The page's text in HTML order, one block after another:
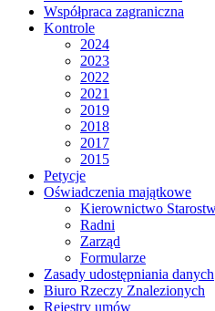
Współpraca zagraniczna
Kontrole
2024
2023
2022
2021
2019
2018
2017
2015
Petycje
Oświadczenia majątkowe
Kierownictwo
Radni
Zarząd
Formularze
Zasady udostępniania danych
Biuro Rzeczy Znalezionych
Rejestry umów